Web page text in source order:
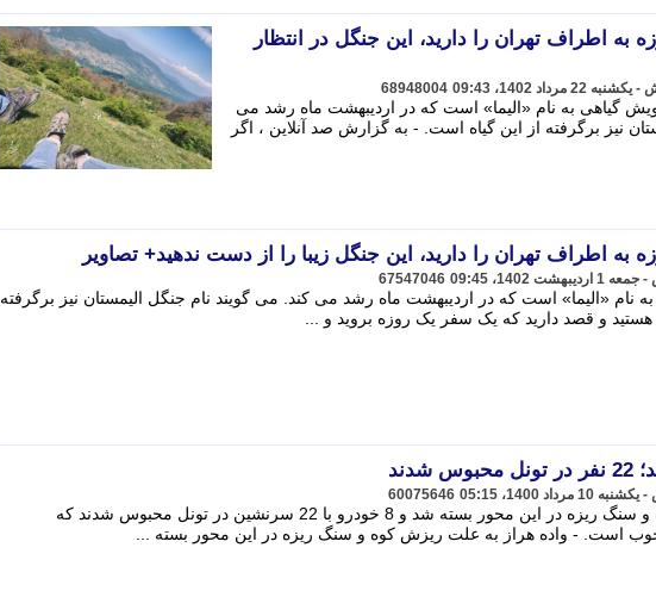
به اطراف تهران را دارید، این جنگل در انتظار
68948004
گیاهی به نام «الیما» است که در اردیبهشت ماه رشد می
نیز برگرفته از این گیاه است. - به گزارش صد آنلاین ، اگر
به اطراف تهران را دارید، این جنگل زیبا را از دست ندهید+ تصاویر
67547046
«الیما» است که در اردیبهشت ماه رشد می کند. می گویند نام جنگل الیمستان نیز برگرفته
و قصد دارید که یک سفر یک روزه بروید و ...
60075646
جاده هراز به علت ریزش کوه و سنگ ریزه در این محور بسته شد و 8 خودرو با 22 سرنشین در تونل محبوس شدند که
است. - واده هراز به علت ریزش کوه و سنگ ریزه در این محور بسته ...